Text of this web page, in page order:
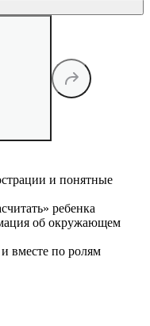
и понятные
ребенка
об окружающем
вместе по ролям